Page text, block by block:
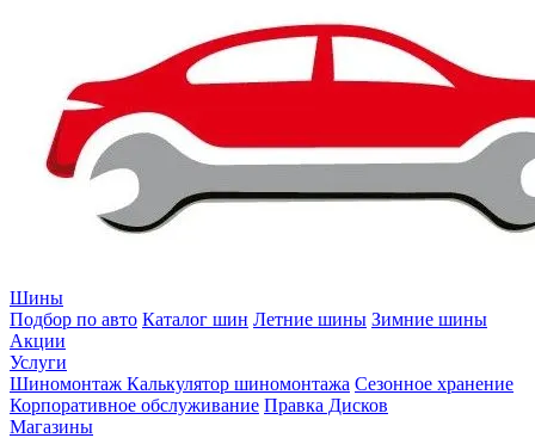
Шины
Подбор по авто Каталог шин Летние шины Зимние шины
Акции
Услуги
Шиномонтаж Калькулятор шиномонтажа Сезонное хранение
Корпоративное обслуживание Правка Дисков
Магазины